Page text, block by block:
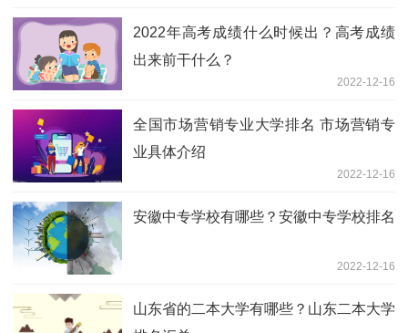
2022年高考成绩什么时候出？高考成绩
出来前干什么？
2022-12-16
全国市场营销专业大学排名 市场营销专
业具体介绍
2022-12-16
安徽中专学校有哪些？安徽中专学校排名
2022-12-16
山东省的二本大学有哪些？山东二本大学